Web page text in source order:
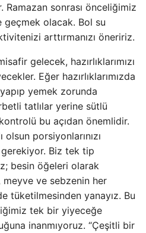
Ramazan sonrası önceliğimiz
geçmek olacak. Bol su
arttırmanızı öneririz.
gelecek, hazırlıklarımızı
Eğer hazırlıklarımızda
yemek zorunda
tatlılar yerine sütlü
bu açıdan önemlidir.
porsiyonlarınızı
Biz tek tip
besin öğeleri olarak
meyve ve sebzenin her
tüketilmesinden yanayız. Bu
tek bir yiyeceğe
inanmıyoruz. “Çeşitli bir